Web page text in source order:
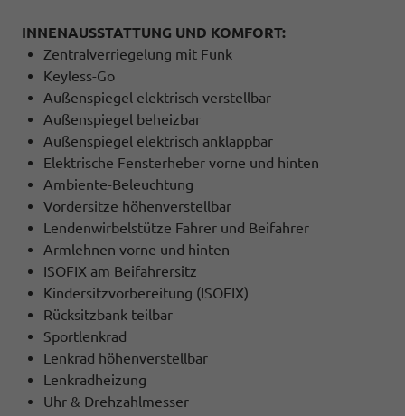
INNENAUSSTATTUNG UND KOMFORT:
Zentralverriegelung mit Funk
Keyless-Go
Außenspiegel elektrisch verstellbar
Außenspiegel beheizbar
Außenspiegel elektrisch anklappbar
Elektrische Fensterheber vorne und hinten
Ambiente-Beleuchtung
Vordersitze höhenverstellbar
Lendenwirbelstütze Fahrer und Beifahrer
Armlehnen vorne und hinten
ISOFIX am Beifahrersitz
Kindersitzvorbereitung (ISOFIX)
Rücksitzbank teilbar
Sportlenkrad
Lenkrad höhenverstellbar
Lenkradheizung
Uhr & Drehzahlmesser